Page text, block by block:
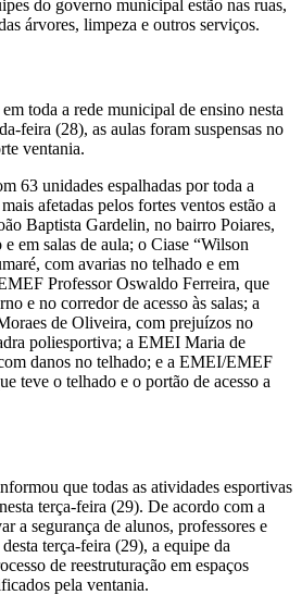
do governo municipal estão nas ruas,
árvores, limpeza e outros serviços.
toda a rede municipal de ensino nesta
feira (28), as aulas foram suspensas no
ventania.
63 unidades espalhadas por toda a
afetadas pelos fortes ventos estão a
Baptista Gardelin, no bairro Poiares,
em salas de aula; o Ciase “Wilson
com avarias no telhado e em
Professor Oswaldo Ferreira, que
e no corredor de acesso às salas; a
de Oliveira, com prejuízos no
poliesportiva; a EMEI Maria de
danos no telhado; e a EMEI/EMEF
teve o telhado e o portão de acesso a
que todas as atividades esportivas
terça-feira (29). De acordo com a
a segurança de alunos, professores e
terça-feira (29), a equipe da
de reestruturação em espaços
pela ventania.